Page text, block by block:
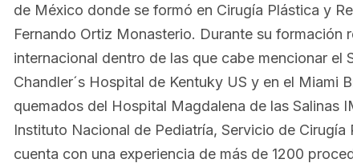
de México donde se formó en Cirugía Plástica y
Fernando Ortiz Monasterio. Durante su formación
internacional dentro de las que cabe mencionar el
Chandler´s Hospital de Kentuky US y en el Miami
quemados del Hospital Magdalena de las Salinas
Instituto Nacional de Pediatría, Servicio de
cuenta con una experiencia de más de 1200